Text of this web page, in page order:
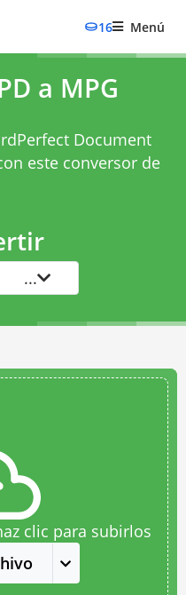
16 Menú
a MPG
Document
este conversor de
...
clic para subirlos